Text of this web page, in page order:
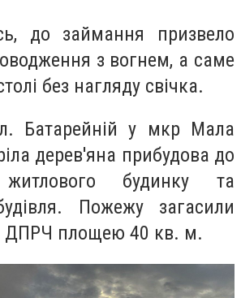
до займання призвело
з вогнем, а саме
без нагляду свічка.
Батарейній у мкр Мала
дерев'яна прибудова до
житлового будинку та
Пожежу загасили
ДПРЧ площею 40 кв. м.